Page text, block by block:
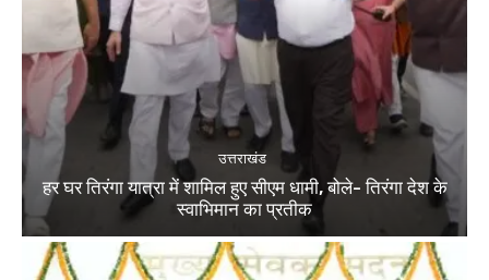
उत्तराखंड
हर घर तिरंगा यात्रा में शामिल हुए सीएम धामी, बोले- तिरंगा देश के
स्वाभिमान का प्रतीक